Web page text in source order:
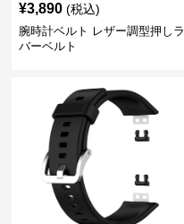
¥3,890 (税込)
腕時計ベルト レザー調型押しラ
バーベルト